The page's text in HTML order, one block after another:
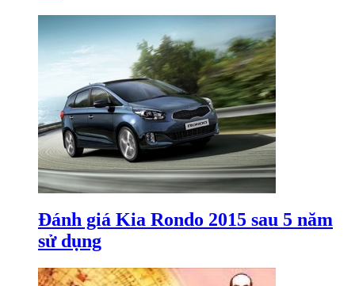
Đánh giá Kia Rondo 2015 sau 5 năm
sử dụng